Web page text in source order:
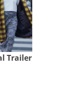
Trailer